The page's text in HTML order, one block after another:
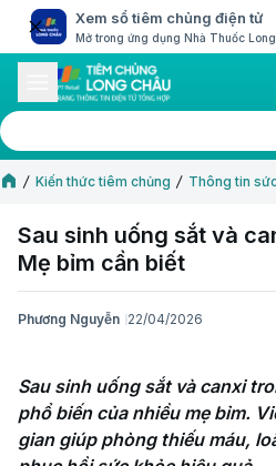
Xem sổ tiêm chủng điện tử
Mở trong ứng dụng Nhà Thuốc
Kiến thức tiêm chủng Thông tin
Sau sinh uống sắt và
Mẹ bỉm cần biết
Phương Nguyễn 22/04/2026
Sau sinh uống sắt và canxi
phổ biến của nhiều mẹ bỉm.
gian giúp phòng thiếu máu,